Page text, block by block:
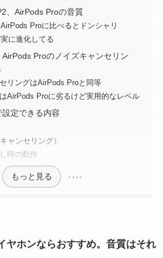
、AirPods Proの音質
Proに比べるとドンシャリ
に進化してる
AirPods Proのノイズキャンセリン
リングはAirPods Proと同等
AirPods Proに劣るけど実用的なレベル
定できる内容
ャンセリング）
時の動作
もっと見る
ヤホンならおすすめ。音質はそれ